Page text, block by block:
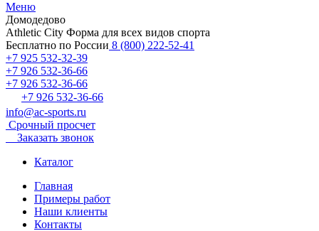
Меню
Домодедово
Athletic City Форма для всех видов спорта
Бесплатно по России 8 (800) 222-52-41
+7 925 532-32-39
+7 926 532-36-66
+7 926 532-36-66
+7 926 532-36-66
info@ac-sports.ru
Срочный просчет
Заказать звонок
Каталог
Главная
Примеры работ
Наши клиенты
Контакты